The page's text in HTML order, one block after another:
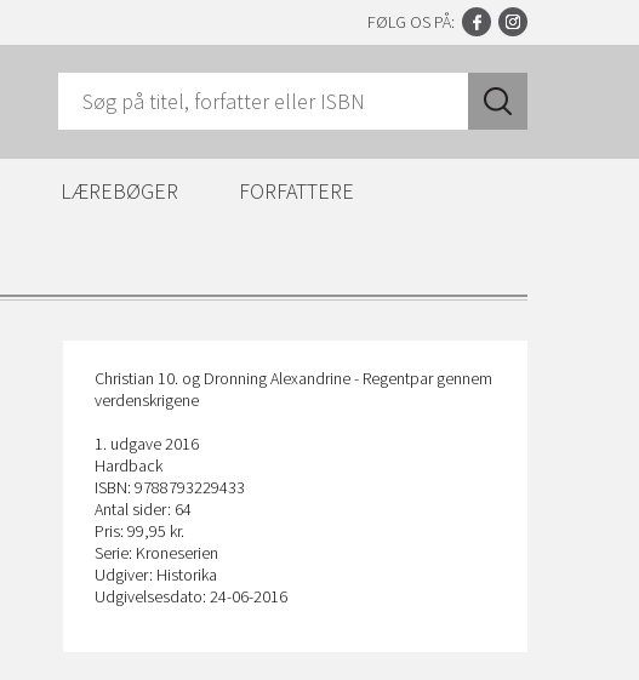
FØLG OS PÅ:
LÆREBØGER FORFATTERE
Christian 10. og Dronning Alexandrine - Regentpar gennem
verdenskrigene
1. udgave 2016
Hardback
ISBN: 9788793229433
Antal sider: 64
Pris: 99,95 kr.
Serie: Kroneserien
Udgiver: Historika
Udgivelsesdato: 24-06-2016